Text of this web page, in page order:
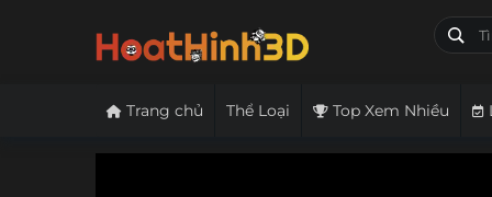
Trang chủ Thể Loại Top Xem Nhiều